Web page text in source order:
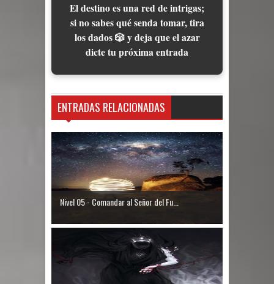
El destino es una red de intrigas;
si no sabes qué senda tomar, tira
los dados 🎲 y deja que el azar
dicte tu próxima entrada
ENTRADAS RELACIONADAS
Nivel 05 - Comandar al Señor del Fu...